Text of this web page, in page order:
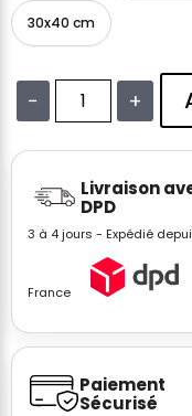
30x40 cm
−
Affiche
Surf
Biarritz
Noir
Décoration
Salon
Sport
+
Livraison
DPD
3 à 4 jours - Expédié
France
Paiement
Sécurisé